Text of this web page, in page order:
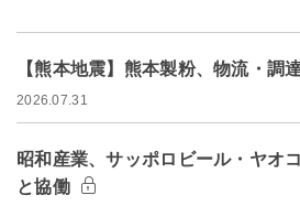
【熊本地震】熊本製粉、物流・調
2026.07.31
昭和産業、サッポロビール・ヤオ
と協働